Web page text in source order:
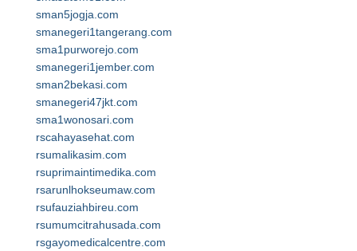
sman5jogja.com
smanegeri1tangerang.com
sma1purworejo.com
smanegeri1jember.com
sman2bekasi.com
smanegeri47jkt.com
sma1wonosari.com
rscahayasehat.com
rsumalikasim.com
rsuprimaintimedika.com
rsarunlhokseumaw.com
rsufauziahbireu.com
rsumumcitrahusada.com
rsgayomedicalcentre.com